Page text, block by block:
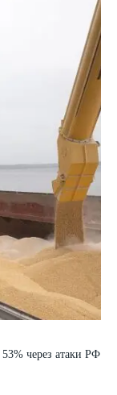
через атаки РФ